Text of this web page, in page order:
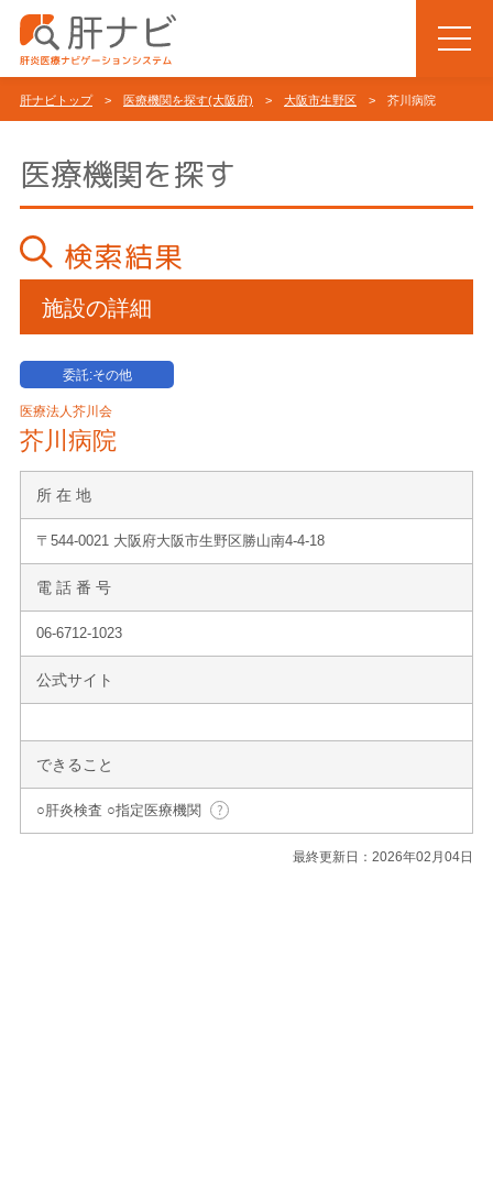
肝ナビトップ> 医療機関を探す(大阪府) > 大阪市生野区 > 芥川病院
医療機関を探す
検索結果
施設の詳細
委託:その他
医療法人芥川会
芥川病院
所 在 地
〒544-0021 大阪府大阪市生野区勝山南4-4-18
電 話 番 号
06-6712-1023
公式サイト
できること
○肝炎検査 ○指定医療機関
最終更新日：2026年02月04日